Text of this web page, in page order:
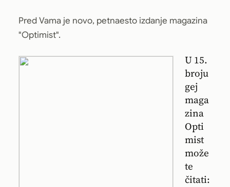
Pred Vama je novo, petnaesto izdanje magazina
"Optimist".
U 15.
broju
gej
maga
zina
Opti
mist
može
te
čitati: